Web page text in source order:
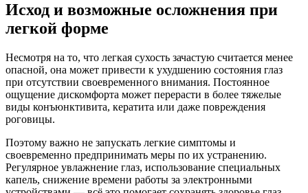
Исход и возможные осложнения при
легкой форме
Несмотря на то, что легкая сухость зачастую считается менее
опасной, она может привести к ухудшению состояния глаз
при отсутствии своевременного внимания. Постоянное
ощущение дискомфорта может перерасти в более тяжелые
виды конъюнктивита, кератита или даже повреждения
роговицы.
Поэтому важно не запускать легкие симптомы и
своевременно предпринимать меры по их устранению.
Регулярное увлажнение глаз, использование специальных
капель, снижение времени работы за электронными